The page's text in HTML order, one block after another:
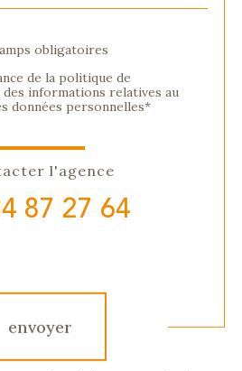
obligatoires
de la politique de
informations relatives au
données personnelles*
l'agence
87 27 64
envoyer